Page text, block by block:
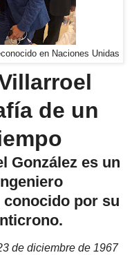
en Naciones Unidas
de un
González es un
por su
de diciembre de 1967